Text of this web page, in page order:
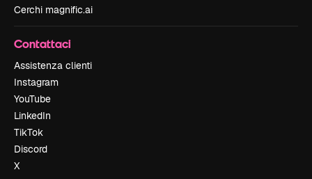
Cerchi magnific.ai
Contattaci
Assistenza clienti
Instagram
YouTube
LinkedIn
TikTok
Discord
X